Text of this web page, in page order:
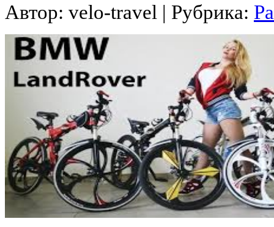
Автор: velo-travel | Рубрика: